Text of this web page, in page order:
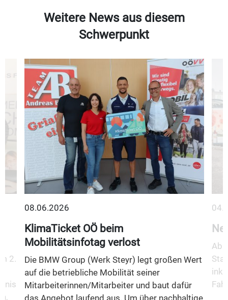
Weitere News aus diesem
Schwerpunkt
2.
08.06.2026
KlimaTicket OÖ beim
Mobilitätsinfotag verlost
Die BMW Group (Werk Steyr) legt großen Wert
auf die betriebliche Mobilität seiner
Mitarbeiterinnen/Mitarbeiter und baut dafür
das Angebot laufend aus. Um über nachhaltige
Ab